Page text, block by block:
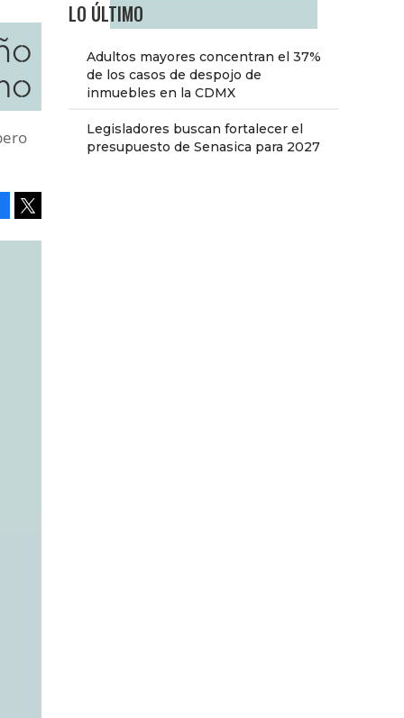
LO ÚLTIMO
Adultos mayores concentran el 37%
de los casos de despojo de
inmuebles en la CDMX
Legisladores buscan fortalecer el
presupuesto de Senasica para 2027